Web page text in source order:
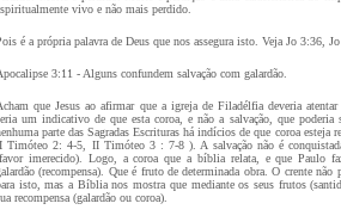
vivo e não mais perdido.
é a própria palavra de Deus que nos assegura isto. Veja Jo 3:36,
3:11 - Alguns confundem salvação com galardão.
que Jesus ao afirmar que a igreja de Filadélfia deveria
um indicativo de que esta coroa, e não a salvação, que
parte das Sagradas Escrituras há indícios de que coroa esteja
Timóteo 2: 4-5, II Timóteo 3 : 7-8 ). A salvação não é
imerecido). Logo, a coroa que a bíblia relata, e que Paulo
(recompensa). Que é fruto de determinada obra. O crente não
isto, mas a Bíblia nos mostra que mediante os seus frutos
recompensa (galardão ou coroa).